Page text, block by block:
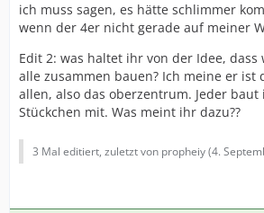
ich muss sagen, es hätte schlimmer
wenn der 4er nicht gerade auf meiner
Edit 2: was haltet ihr von der Idee, dass
alle zusammen bauen? Ich meine er ist
allen, also das oberzentrum. Jeder baut
Stückchen mit. Was meint ihr dazu??
3 Mal editiert, zuletzt von propheiy (4.